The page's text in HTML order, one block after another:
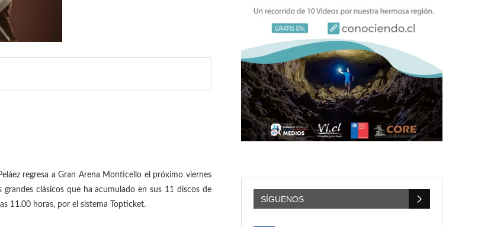
regresa a Gran Arena Monticello el próximo viernes
clásicos que ha acumulado en sus 11 discos de
11.00 horas, por el sistema Topticket.
SÍGUENOS